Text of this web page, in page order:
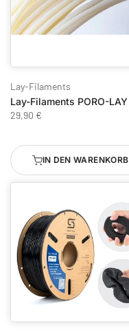
Lay-Filaments
29,90 €
IN DEN WARENKORB